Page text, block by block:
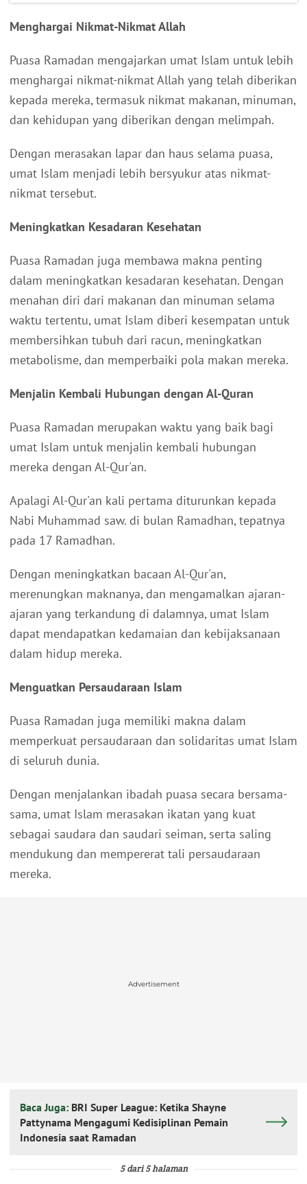
Menghargai Nikmat-Nikmat Allah
Puasa Ramadan mengajarkan umat Islam untuk lebih
menghargai nikmat-nikmat Allah yang telah diberikan
kepada mereka, termasuk nikmat makanan, minuman,
dan kehidupan yang diberikan dengan melimpah.
Dengan merasakan lapar dan haus selama puasa,
umat Islam menjadi lebih bersyukur atas nikmat-
nikmat tersebut.
Meningkatkan Kesadaran Kesehatan
Puasa Ramadan juga membawa makna penting
dalam meningkatkan kesadaran kesehatan. Dengan
menahan diri dari makanan dan minuman selama
waktu tertentu, umat Islam diberi kesempatan untuk
membersihkan tubuh dari racun, meningkatkan
metabolisme, dan memperbaiki pola makan mereka.
Menjalin Kembali Hubungan dengan Al-Quran
Puasa Ramadan merupakan waktu yang baik bagi
umat Islam untuk menjalin kembali hubungan
mereka dengan Al-Qur'an.
Apalagi Al-Qur'an kali pertama diturunkan kepada
Nabi Muhammad saw. di bulan Ramadhan, tepatnya
pada 17 Ramadhan.
Dengan meningkatkan bacaan Al-Qur'an,
merenungkan maknanya, dan mengamalkan ajaran-
ajaran yang terkandung di dalamnya, umat Islam
dapat mendapatkan kedamaian dan kebijaksanaan
dalam hidup mereka.
Menguatkan Persaudaraan Islam
Puasa Ramadan juga memiliki makna dalam
memperkuat persaudaraan dan solidaritas umat Islam
di seluruh dunia.
Dengan menjalankan ibadah puasa secara bersama-
sama, umat Islam merasakan ikatan yang kuat
sebagai saudara dan saudari seiman, serta saling
mendukung dan mempererat tali persaudaraan
mereka.
Advertisement
Baca Juga: BRI Super League: Ketika Shayne
Pattynama Mengagumi Kedisiplinan Pemain
Indonesia saat Ramadan
5 dari 5 halaman